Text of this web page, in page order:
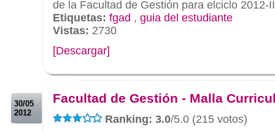
de la Facultad de Gestión para elciclo 2012-
Etiquetas: fgad , guia del estudiante
Vistas: 2730
[Descargar]
30/05
2012
Facultad de Gestión - Malla
Ranking: 3.0/5.0 (215 votos)